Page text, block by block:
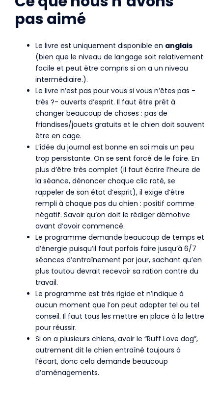
pas aimé
Le livre est uniquement disponible en anglais
(bien que le niveau de langage soit relativement
facile et peut être compris si on a un niveau
intermédiaire.).
Le livre n’est pas pour vous si vous n’êtes pas -
très ?- ouverts d’esprit. Il faut être prêt à
changer beaucoup de choses : pas de
friandises/jouets gratuits et le chien doit souvent
être en cage.
L’idée du journal est bonne en soi mais un peu
trop persistante. On se sent forcé de le faire. En
plus d’être très complet (il faut écrire l’heure de
la séance, dénoncer chaque clic raté, se
rappeler de son état d’esprit), il exige d’être
rempli à chaque pas du chien : positif comme
négatif. Savoir qu’on doit le rédiger démotive
avant d’avoir commencé.
Le programme demande beaucoup de temps et
d’énergie puisqu’il faut parfois faire jusqu’à 6/7
séances d’entraînement par jour, sachant qu’en
plus toutou devrait recevoir sa ration contre du
travail.
Le programme est très rigide et n’indique à
aucun moment que l’on peut adapter tel ou tel
conseil. Il faut tous les mettre en place à la lettre
pour réussir.
Si on a plusieurs chiens, avoir le “Ruff Love dog”,
autrement dit le chien entraîné toujours à
l’écart, donc cela demande beaucoup
d’aménagements.